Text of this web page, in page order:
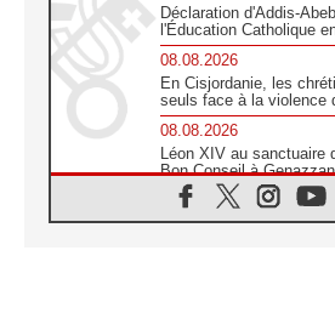
Déclaration d'Addis-
l'Éducation Catholique
08.08.2026
En Cisjordanie, les
seuls face à la violence
08.08.2026
Léon XIV au sanctuaire
Bon Conseil à
08.08.2026
Léon XIV: Sainte